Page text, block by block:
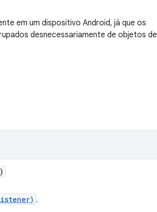
em um dispositivo Android, já que os
desnecessariamente de objetos de
.